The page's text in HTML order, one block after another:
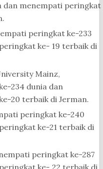
dan menempati peringkat
peringkat ke-233
ke- 19 terbaik di
Mainz,
234 dunia dan
20 terbaik di Jerman.
peringkat ke-240
ke-21 terbaik di
peringkat ke-287